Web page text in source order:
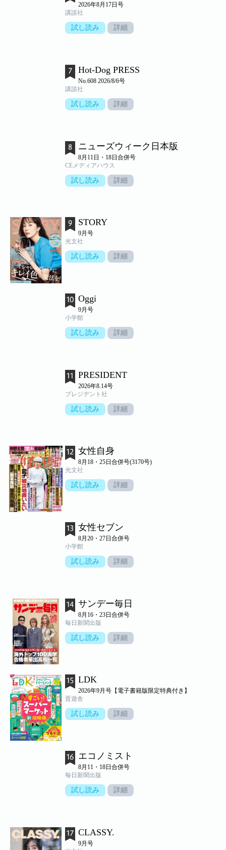
2026年8月17日号
講談社
試し読み 詳細
Hot-Dog PRESS
No.608 2026/8/6号
講談社
試し読み 詳細
ニューズウィーク日本版
8月11日・18日合併号
CEメディアハウス
試し読み 詳細
STORY
9月号
光文社
試し読み 詳細
Oggi
9月号
小学館
試し読み 詳細
PRESIDENT
2026年8.14号
プレジデント社
試し読み 詳細
女性自身
8月18・25日合併号(3170号)
光文社
試し読み 詳細
女性セブン
8月20・27日合併号
小学館
試し読み 詳細
サンデー毎日
8月16・23日合併号
毎日新聞出版
試し読み 詳細
LDK
2026年9月号【電子書籍版限定特典付き】
晋遊舎
試し読み 詳細
エコノミスト
8月11・18日合併号
毎日新聞出版
試し読み 詳細
CLASSY.
9月号